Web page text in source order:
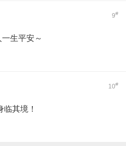
9#
生平安～
10#
其境！